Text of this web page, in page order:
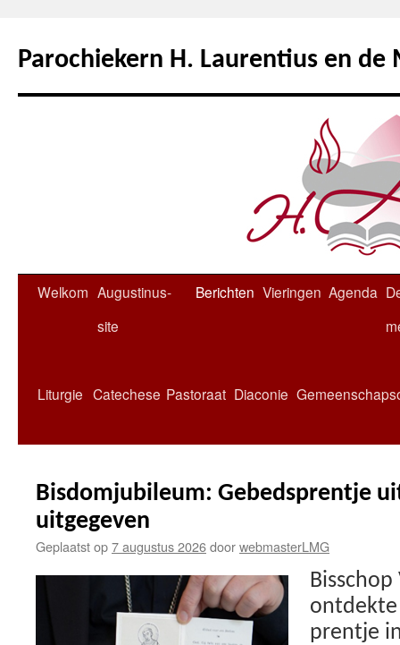
de
Parochiekern H. Laurentius en de
Welkom Augustinus-
site
Berichten Vieringen Agenda
Liturgie Catechese Pastoraat Diaconie
Bisdomjubileum: Gebedsprentje
uitgegeven
Geplaatst op7 augustus 2026doorwebmasterLMG
prentje